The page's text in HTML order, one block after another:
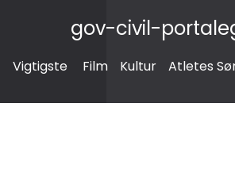
gov-civil-
Vigtigste Film Kultur Atletes